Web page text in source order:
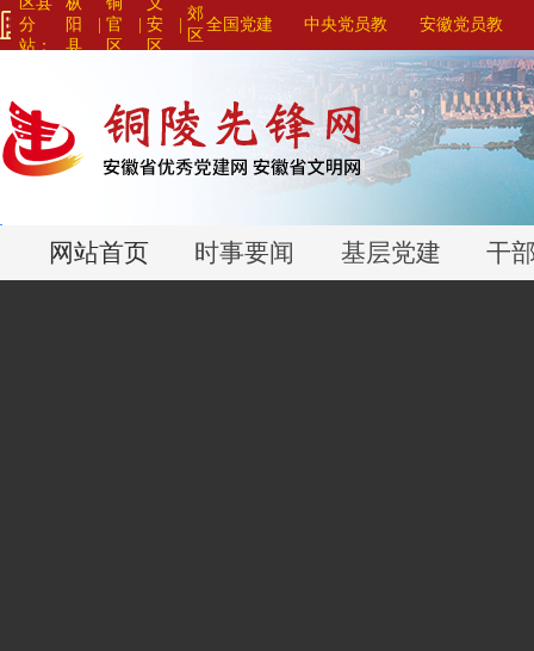
分
站：
阳
县
官
区
|安
区
|
郊
区
全国党建 中央党员教
育系列平台>
>
安徽党员教
育系列平台>
>
网站首页 时事要闻 基层党建 干